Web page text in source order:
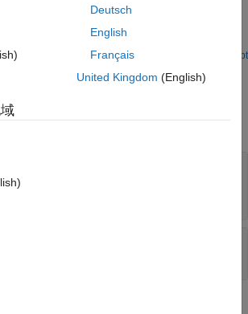
Over CAN
for basic communication over CAN protocol.
Open Live Script
Deutsch
English
Français
United Kingdom (English)